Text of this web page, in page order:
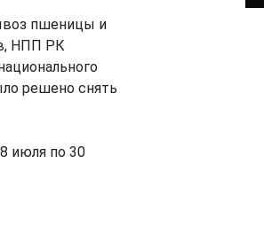
пшеницы и
НПП РК
решено снять
июля по 30